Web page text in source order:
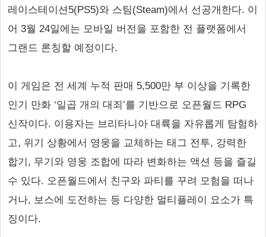
레이스테이션5(PS5)와 스팀(Steam)에서 선공개한다. 이
어 3월 24일에는 모바일 버전을 포함한 전 플랫폼에서
그랜드 론칭할 예정이다.
이 게임은 전 세계 누적 판매 5,500만 부 이상을 기록한
인기 만화 ‘일곱 개의 대죄’를 기반으로 오픈월드 RPG
신작이다. 이용자는 브리타니아 대륙을 자유롭게 탐험하
고, 위기 상황에서 영웅을 교체하는 태그 전투, 강력한
합기, 무기와 영웅 조합에 따라 변화하는 액션 등을 즐길
수 있다. 오픈월드에서 친구와 파티를 꾸려 모험을 떠나
거나, 보스에 도전하는 등 다양한 멀티플레이 요소가 특
징이다.